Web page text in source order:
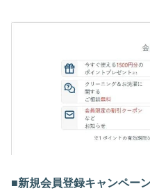
■新規会員登録キャンペー